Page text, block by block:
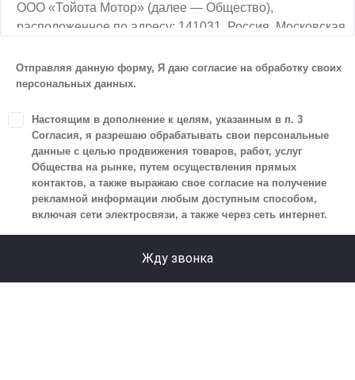
ООО «Тойота Мотор» (далее — Общество),
расположенное по адресу: 141031, Россия, Московская
ТПЗ «Алтуфьево», вл. 5, стр. 1, является оператором
персональных данных.
1. Настоящим я даю согласие Обществу на обработку
своих персональных данных, а именно: имени, отчества,
фамилии, контактных данных (включая номер телефона
и адрес электронной почты), адреса, сведений
о впечатлениях, интересах, предпочтениях
к автомобилю(-ям) и товарам/услугам, IP-адреса,
сайта, уникального идентификатора посетителя сайта,
предпочтительного времени и способа для контакта,
Отправляя данную форму, Я даю согласие на обработку своих
персональных данных.
Настоящим в дополнение к целям, указанным в п. 3
Согласия, я разрешаю обрабатывать свои персональные
данные с целью продвижения товаров, работ, услуг
Общества на рынке, путем осуществления прямых
контактов, а также выражаю свое согласие на получение
рекламной информации любым доступным способом,
включая сети электросвязи, а также через сеть интернет.
Жду звонка